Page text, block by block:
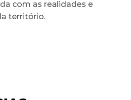
com as realidades e
território.